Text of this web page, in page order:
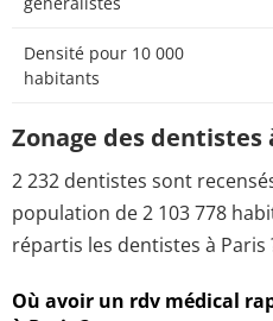
Densité pour 10 000
habitants
Zonage des dentistes
2 232 dentistes sont
population de 2 103 778
répartis les dentistes à Paris
Où avoir un rdv médical